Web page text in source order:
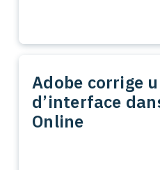
Adobe corrige
d’interface
Online